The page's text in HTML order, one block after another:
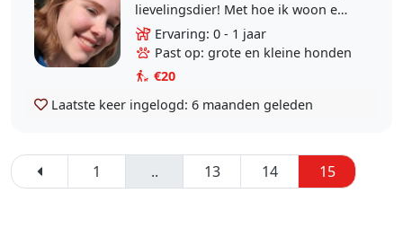
lievelingsdier! Met hoe ik woon en
hoe druk ik het momenteel heb is
het alleen helaas onmogelijk voor
mij om een..
Ervaring: 0 - 1 jaar
Past op: grote en kleine honden
€20
Laatste keer ingelogd: 6 maanden geleden
1 .. 13 14 15